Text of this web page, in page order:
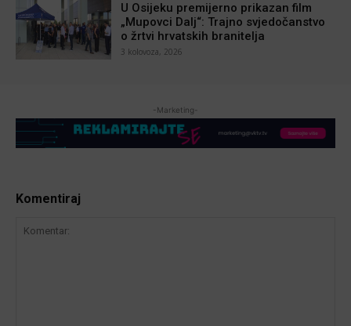
U Osijeku premijerno prikazan film
„Mupovci Dalj“: Trajno svjedočanstvo
o žrtvi hrvatskih branitelja
3 kolovoza, 2026
-Marketing-
Komentiraj